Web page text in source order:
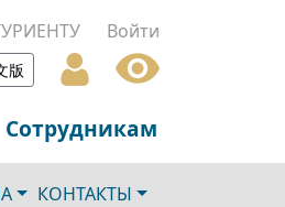
Войти
版
Сотрудникам
КОНТАКТЫ